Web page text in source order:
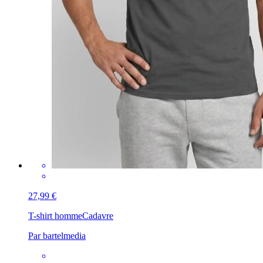
27,99 €
T-shirt hommeCadavre
Par bartelmedia